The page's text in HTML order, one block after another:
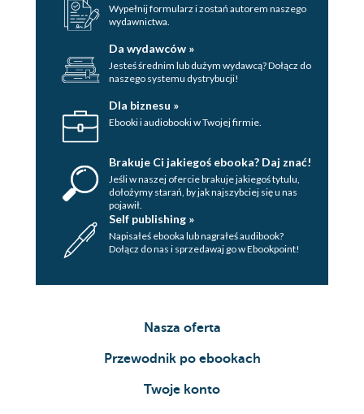
Wypełnij formularz i zostań autorem naszego
wydawnictwa.
Da wydawców »
Jesteś średnim lub dużym wydawcą? Dołącz do
naszego systemu dystrybucji!
Dla biznesu »
Ebooki i audiobooki w Twojej firmie.
Brakuje Ci jakiegoś ebooka? Daj znać!
Jeśli w naszej ofercie brakuje jakiegoś tytulu,
dołożymy starań, by jak najszybciej się u nas
pojawił.
Self publishing »
Napisałeś ebooka lub nagrałeś audibook?
Dołącz do nas i sprzedawaj go w Ebookpoint!
Nasza oferta
Przewodnik po ebookach
Twoje konto